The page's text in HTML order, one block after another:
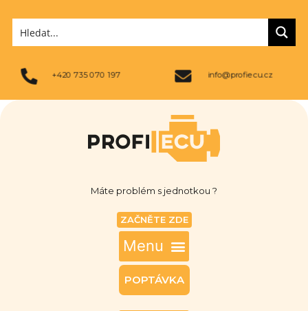
+420 735 070 197 info@profiecu.cz
Máte problém s jednotkou ?
ZAČNĚTE ZDE
POPTÁVKA